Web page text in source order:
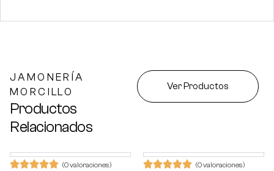
JAMONERÍA
MORCILLO
Productos
Relacionados
Ver Productos
(0 valoraciones) (0 valoraciones)